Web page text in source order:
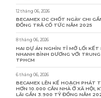
12 tháng 06, 2026
BECAMEX IJC CHỐT NGÀY CHI
ĐỒNG TRẢ CỔ TỨC NĂM 2025
8 tháng 06, 2026
HAI DỰ ÁN NGHÌN TỈ MỞ LỐI KẾT
NHANH BÌNH DƯƠNG VỚI
TPHCM
6 tháng 06, 2026
BECAMEX LÊN KẾ HOẠCH PHÁT
HƠN 10.000 CĂN NHÀ Ở XÃ HỘI,
LÃI GẦN 3.900 TỶ ĐỒNG NĂM